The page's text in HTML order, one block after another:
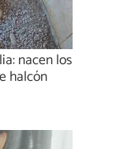
nacen los
halcón